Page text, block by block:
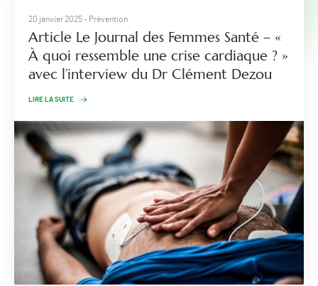
20 janvier 2025- Prévention
Article Le Journal des Femmes Santé – «
À quoi ressemble une crise cardiaque ? »
avec l’interview du Dr Clément Dezou
LIRE LA SUITE